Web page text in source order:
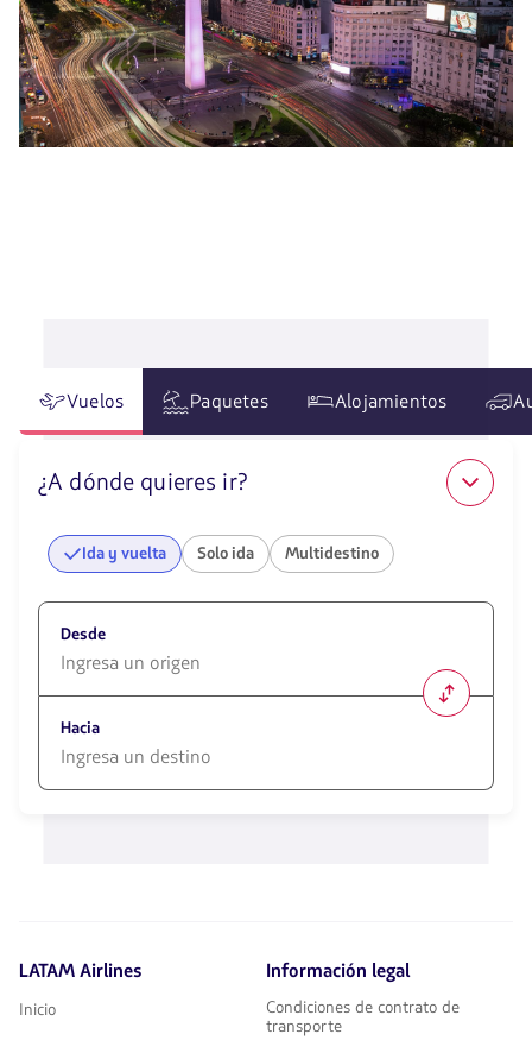
Vuelos Paquetes Alojamientos
¿A dónde quieres ir?
Ida y vuelta Solo ida Multidestino
Desde
opciones
disponibles.
Usa
las
Hacia
para
LATAM Airlines
Inicio
Información legal
Condiciones de contrato de
transporte